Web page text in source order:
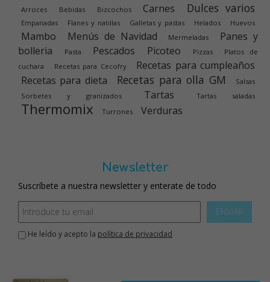
Arroces Bebidas Bizcochos Carnes Dulces varios
Empanadas Flanes y natillas Galletas y pastas Helados Huevos
Mambo Menús de Navidad Mermeladas
Panes y
bolleria
Pasta Pescados Picoteo Pizzas
Platos de
cuchara
Recetas para Cecofry
Recetas para cumpleaños
Recetas para dieta
Recetas para olla GM
Salsas
Sorbetes y granizados
Tartas Tartas saladas
Thermomix Turrones Verduras
Newsletter
Suscríbete a nuestra newsletter y enterate de todo
ENVIAR
He leído y acepto la política de privacidad